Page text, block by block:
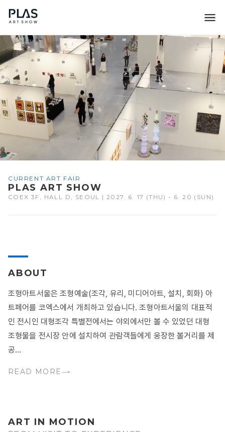
CURRENT ART FAIR
PLAS ART SHOW
COEX 3F, HALL D, SEOUL | 2027. 6. 17 (THU) - 6. 20 (SUN)
ABOUT
조형아트서울은 조형예술(조각, 유리, 미디어아트, 설치, 회화) 아
트페어를 코엑스에서 개최하고 있습니다. 조형아트서울의 대표적
인 전시인 대형조각 특별전에서는 야외에서만 볼 수 있었던 대형
조형물을 전시장 안에 설치하여 관람객들에게 웅장한 볼거리를 제
공...
READ MORE
ART IN MOTION